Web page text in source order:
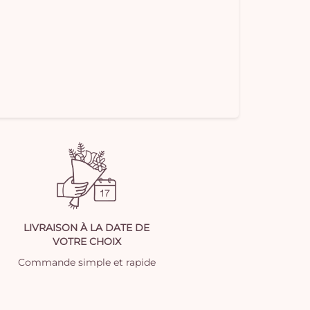
LIVRAISON À LA DATE DE
VOTRE CHOIX
Commande simple et rapide